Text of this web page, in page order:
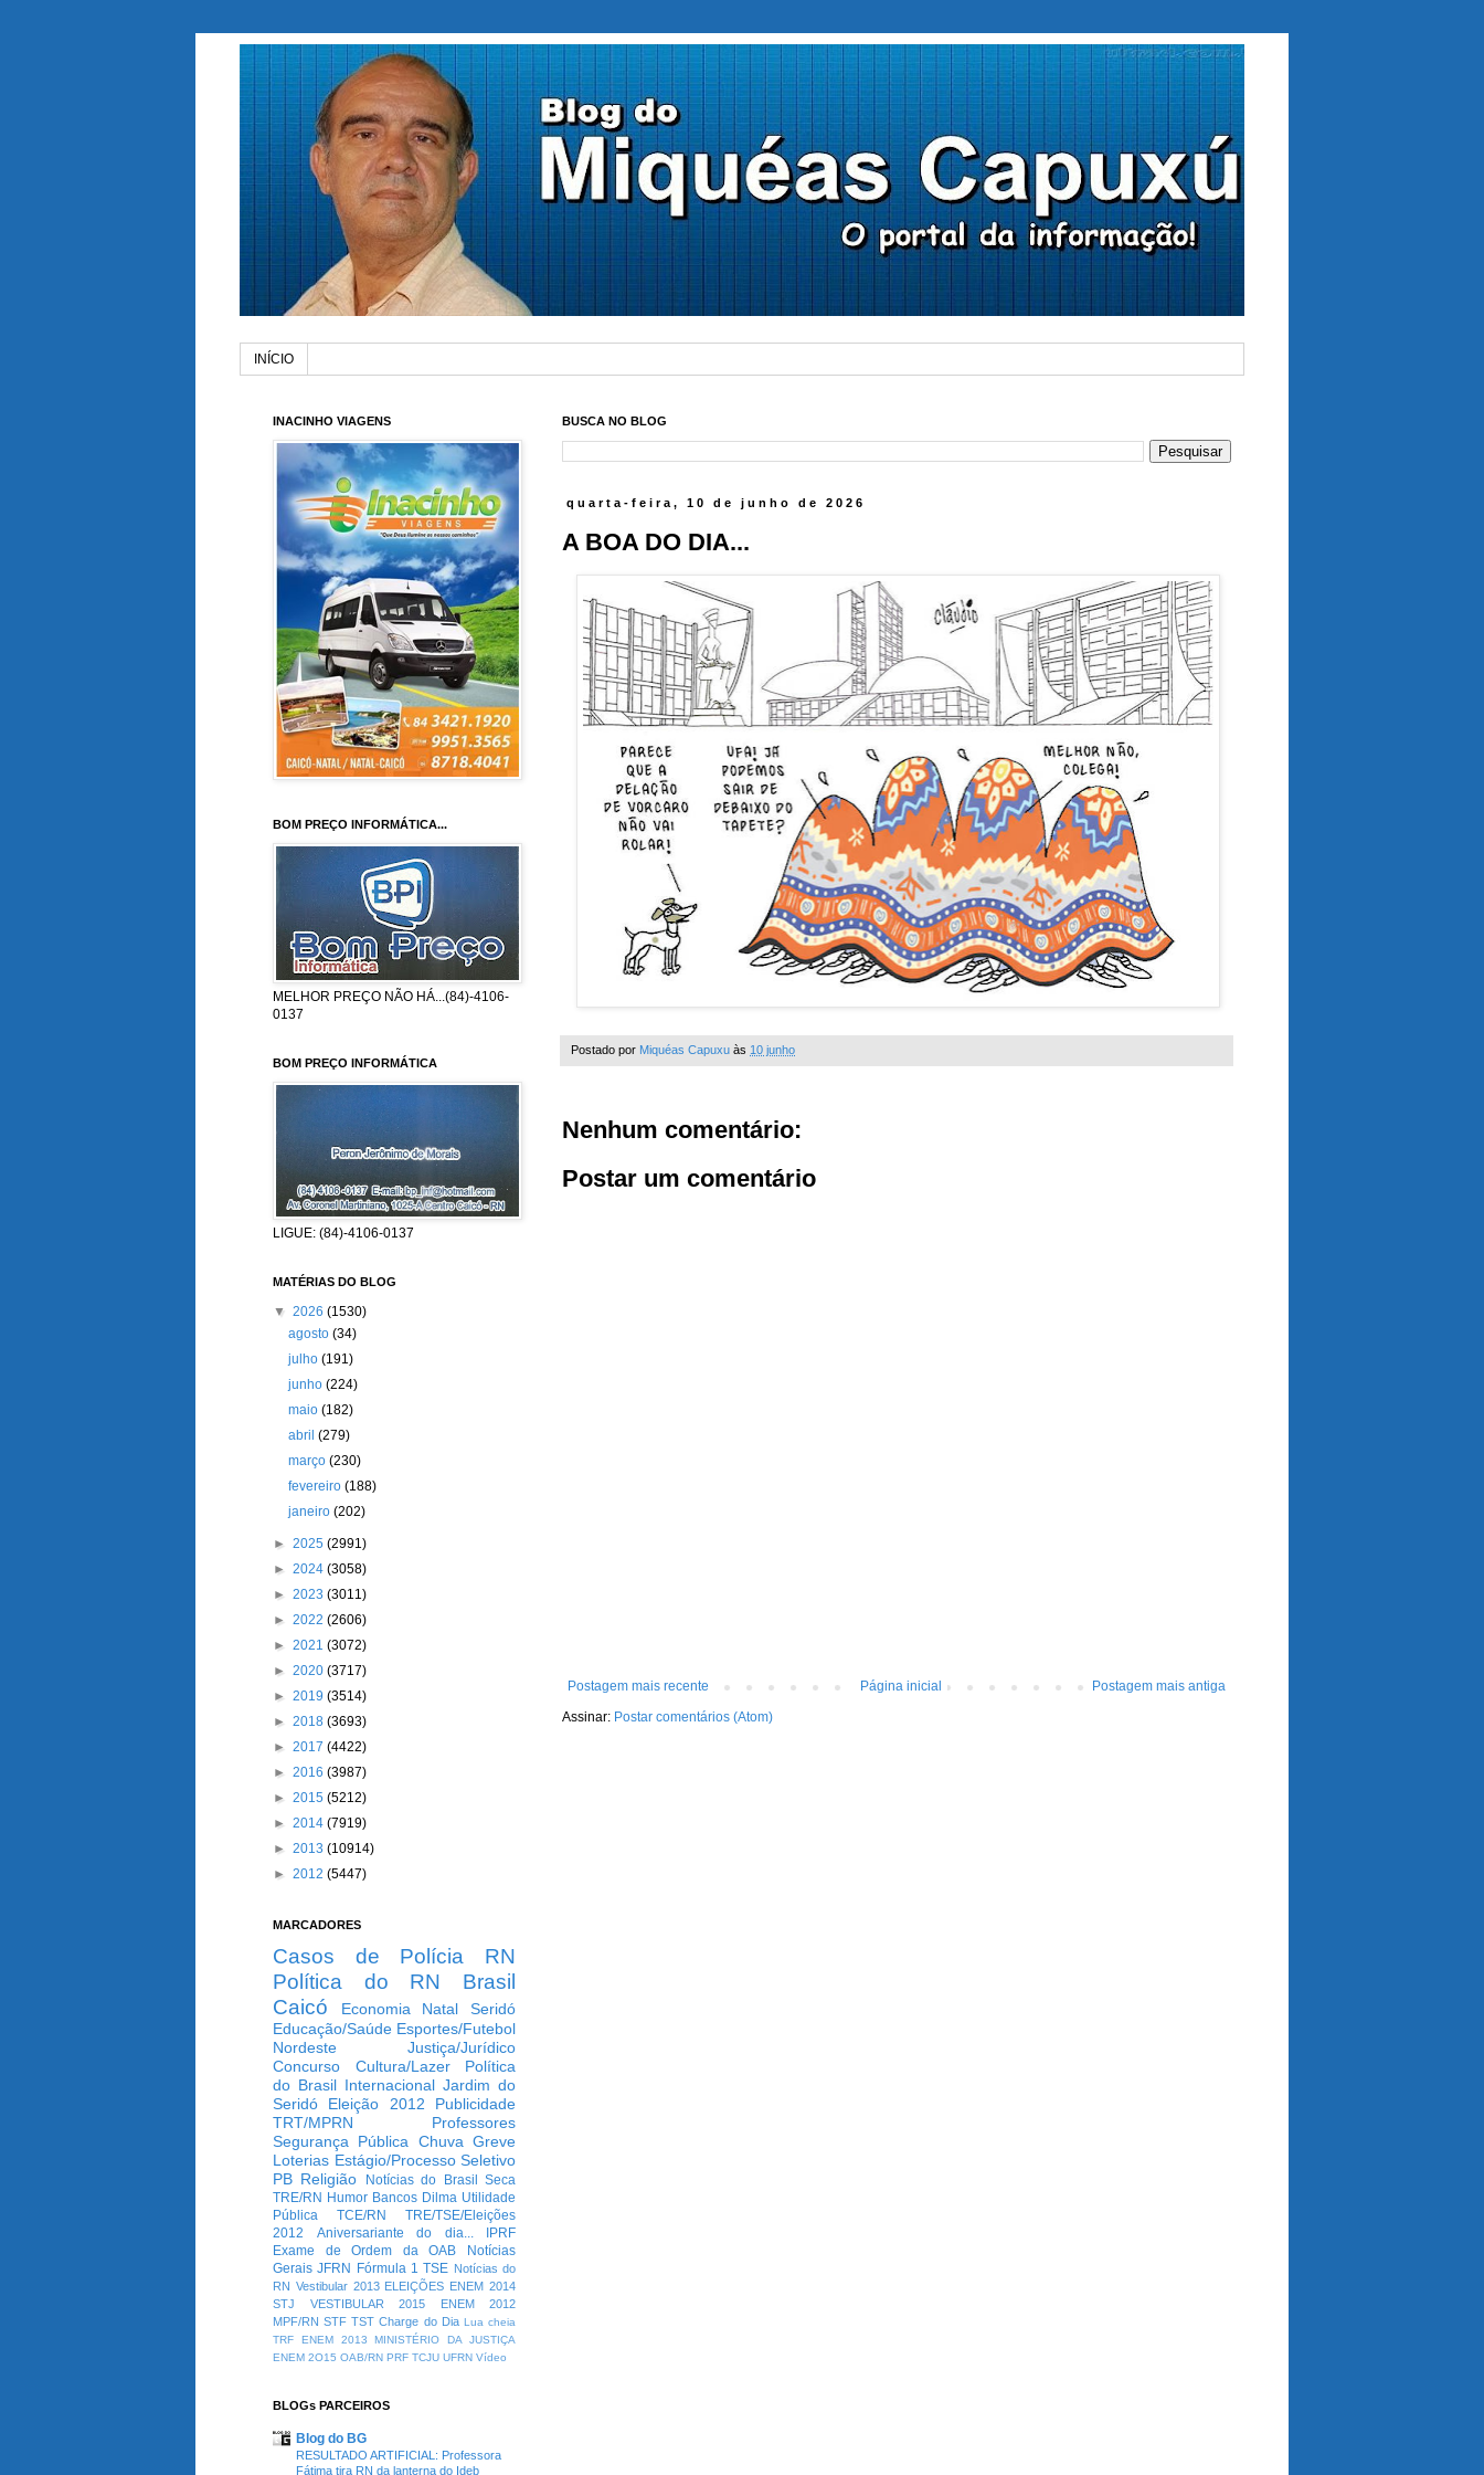
INÍCIO
BUSCA NO BLOG
quarta-feira, 10 de junho de 2026
A BOA DO DIA...
Postado por Miquéas Capuxu às 10 junho
Nenhum comentário:
Postar um comentário
Postagem mais recente Postagem mais antiga
Página inicial
Assinar: Postar comentários (Atom)
INACINHO VIAGENS
BOM PREÇO INFORMÁTICA...
MELHOR PREÇO NÃO HÁ...(84)-4106-
0137
BOM PREÇO INFORMÁTICA
LIGUE: (84)-4106-0137
MATÉRIAS DO BLOG
▼ 2026 (1530)
agosto(34)
julho(191)
junho(224)
maio(182)
abril(279)
março(230)
fevereiro(188)
janeiro(202)
► 2025 (2991)
► 2024 (3058)
► 2023 (3011)
► 2022 (2606)
► 2021 (3072)
► 2020 (3717)
► 2019 (3514)
► 2018 (3693)
► 2017 (4422)
► 2016 (3987)
► 2015 (5212)
► 2014 (7919)
► 2013 (10914)
► 2012 (5447)
MARCADORES
Casos de Polícia
RN
Política do RN
Brasil
Caicó
Economia Natal
Seridó
Educação/Saúde Esportes/Futebol
Nordeste
Justiça/Jurídico
Concurso
Cultura/Lazer
Política
do Brasil Internacional Jardim do
Seridó
Eleição 2012
Publicidade
TRT/MPRN
Professores
Segurança Pública Chuva Greve
Loterias Estágio/Processo Seletivo
PB Religião Notícias do Brasil
Seca
TRE/RN Humor Bancos Dilma Utilidade
Pública
TCE/RN
TRE/TSE/Eleições
2012
Aniversariante do dia...
IPRF
Exame de Ordem da OAB
Notícias
Gerais JFRN Fórmula 1 TSE Notícias do
RN Vestibular 2013 ELEIÇÕES ENEM 2014
STJ
VESTIBULAR 2015
ENEM 2012
MPF/RN STF TST Charge do Dia Lua cheia
TRF
ENEM 2013
MINISTÉRIO DA JUSTIÇA
ENEM 2O15 OAB/RN PRF TCJU UFRN Vídeo
BLOGs PARCEIROS
Blog do BG
RESULTADO ARTIFICIAL: Professora
Fátima tira RN da lanterna do Ideb